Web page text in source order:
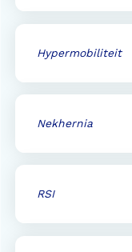
Hypermobiliteit
Nekhernia
RSI